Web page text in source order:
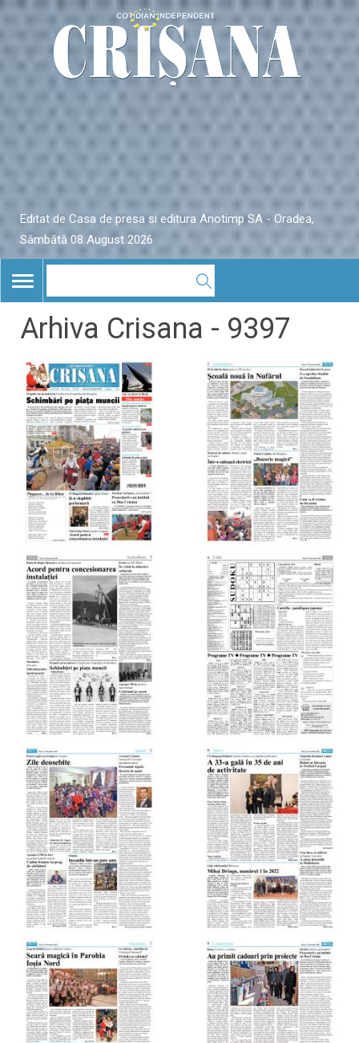
Editat de Casa de presa si editura Anotimp SA - Oradea,
Sâmbătă 08 August 2026
TOGGLE
NAVIGATION
Arhiva Crisana - 9397